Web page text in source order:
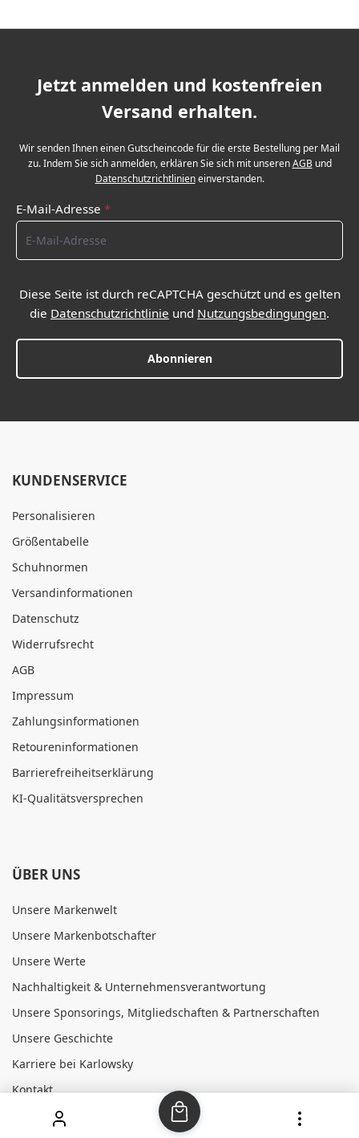
Jetzt anmelden und kostenfreien
Versand erhalten.
Wir senden Ihnen einen Gutscheincode für die erste Bestellung per Mail
zu. Indem Sie sich anmelden, erklären Sie sich mit unserenAGBund
Datenschutzrichtlinieneinverstanden.
E-Mail-Adresse *
Diese Seite ist durch reCAPTCHA geschützt und es gelten
die Datenschutzrichtlinie und Nutzungsbedingungen.
Abonnieren
KUNDENSERVICE
Personalisieren
Größentabelle
Schuhnormen
Versandinformationen
Datenschutz
Widerrufsrecht
AGB
Impressum
Zahlungsinformationen
Retoureninformationen
Barrierefreiheitserklärung
KI-Qualitätsversprechen
ÜBER UNS
Unsere Markenwelt
Unsere Markenbotschafter
Unsere Werte
Nachhaltigkeit & Unternehmensverantwortung
Unsere Sponsorings, Mitgliedschaften & Partnerschaften
Unsere Geschichte
Karriere bei Karlowsky
Kontakt